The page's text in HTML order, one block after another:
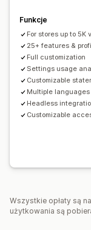
Linia czytanego
Funkcje
For stores up to 5K
25+ features &
Full customization
Settings usage
Customizable
Multiple languages
Headless
Customizable
Wszystkie opłaty są
użytkowania są